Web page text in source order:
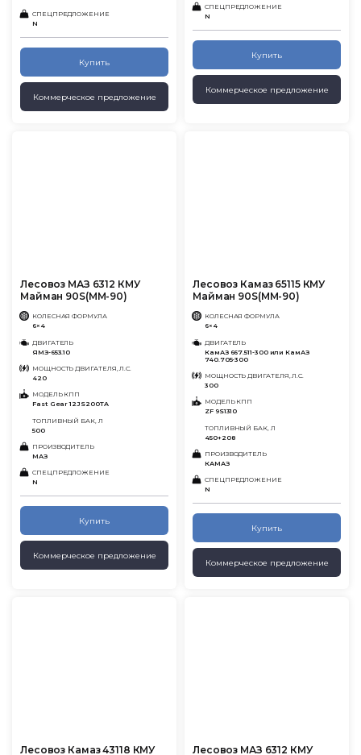
СПЕЦПРЕДЛОЖЕНИЕ
N
Купить
Коммерческое предложение
СПЕЦПРЕДЛОЖЕНИЕ
N
Купить
Коммерческое предложение
Лесовоз МАЗ 6312 КМУ
Майман 90S(MM-90)
КОЛЕСНАЯ ФОРМУЛА
6×4
ДВИГАТЕЛЬ
ЯМЗ-653.10
МОЩНОСТЬ ДВИГАТЕЛЯ, Л.С.
420
МОДЕЛЬ КПП
Fast Gear 12JS200TA
ТОПЛИВНЫЙ БАК, Л
500
ПРОИЗВОДИТЕЛЬ
МАЗ
СПЕЦПРЕДЛОЖЕНИЕ
N
Купить
Коммерческое предложение
Лесовоз Камаз 65115 КМУ
Майман 90S(MM-90)
КОЛЕСНАЯ ФОРМУЛА
6×4
ДВИГАТЕЛЬ
КамАЗ 667.511-300 или КамАЗ
740.705-300
МОЩНОСТЬ ДВИГАТЕЛЯ, Л.С.
300
МОДЕЛЬ КПП
ZF 9S1310
ТОПЛИВНЫЙ БАК, Л
450+208
ПРОИЗВОДИТЕЛЬ
КАМАЗ
СПЕЦПРЕДЛОЖЕНИЕ
N
Купить
Коммерческое предложение
Лесовоз Камаз 43118 КМУ
Лесовоз МАЗ 6312 КМУ